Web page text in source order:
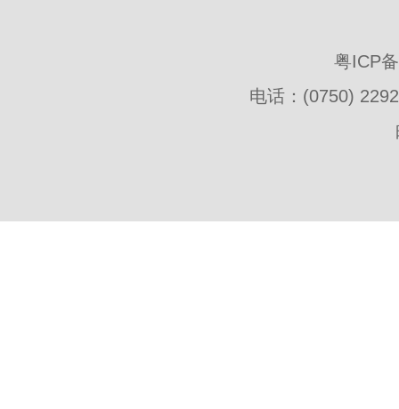
粤ICP
电话：(0750)